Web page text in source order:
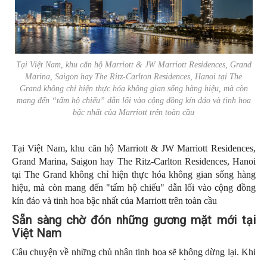
Tại Việt Nam, khu căn hộ Marriott & JW Marriott Residences, Grand
Marina, Saigon hay The Ritz-Carlton Residences, Hanoi tại The
Grand không chỉ hiện thực hóa không gian sống hàng hiệu, mà còn
mang đến “tấm hộ chiếu” dẫn lối vào cộng đồng kín đáo và tinh hoa
bậc nhất của Marriott trên toàn cầu
Tại Việt Nam, khu căn hộ Marriott & JW Marriott Residences,
Grand Marina, Saigon hay The Ritz-Carlton Residences, Hanoi
tại The Grand không chỉ hiện thực hóa không gian sống hàng
hiệu, mà còn mang đến "tấm hộ chiếu" dẫn lối vào cộng đồng
kín đáo và tinh hoa bậc nhất của Marriott trên toàn cầu
Sẵn sàng chờ đón những gương mặt mới tại
Việt Nam
Câu chuyện về những chủ nhân tinh hoa sẽ không dừng lại. Khi